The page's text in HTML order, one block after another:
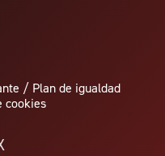
/ Plan de igualdad
cookies